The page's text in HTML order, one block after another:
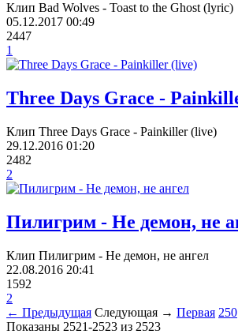
Клип Bad Wolves - Toast to the Ghost (lyric)
05.12.2017 00:49
2447
1
Three Days Grace -
Клип Three Days Grace - Painkiller (live)
29.12.2016 01:20
2482
2
Пилигрим - Не демон, не
Клип Пилигрим - Не демон, не ангел
22.08.2016 20:41
1592
2
← Предыдущая Следующая → Первая 250
Показаны 2521-2523 из 2523